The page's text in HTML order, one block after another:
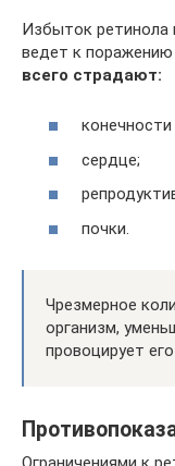
Избыток ретинола
ведет к поражению
всего страдают:
конечности
сердце;
почки.
Чрезмерное
организм,
провоцирует